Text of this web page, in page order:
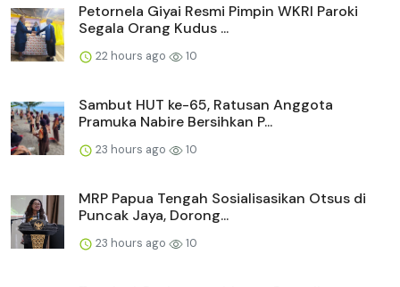
Petornela Giyai Resmi Pimpin WKRI Paroki
Segala Orang Kudus ...
22 hours ago 10
Sambut HUT ke-65, Ratusan Anggota
Pramuka Nabire Bersihkan P...
23 hours ago 10
MRP Papua Tengah Sosialisasikan Otsus di
Puncak Jaya, Dorong...
23 hours ago 10